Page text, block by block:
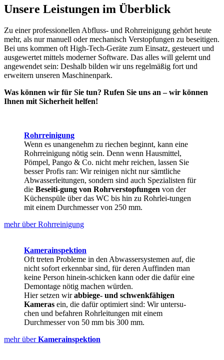
Unsere Leistungen im Überblick
Zu einer professionellen Abfluss- und Rohrreinigung gehört heute
mehr, als nur manuell oder mechanisch Verstopfungen zu beseitigen.
Bei uns kommen oft High-Tech-Geräte zum Einsatz, gesteuert und
ausgewertet mittels moderner Software. Das alles will gelernt und
angewendet sein: Deshalb bilden wir uns regelmäßig fort und
erweitern unseren Maschinenpark.
Was können wir für Sie tun? Rufen Sie uns an – wir können
Ihnen mit Sicherheit helfen!
Rohrreinigung
Wenn es unangenehm zu riechen beginnt, kann eine
Rohrreinigung nötig sein. Denn wenn Hausmittel,
Pömpel, Pango & Co. nicht mehr reichen, lassen Sie
besser Profis ran: Wir reinigen nicht nur sämtliche
Abwasserleitungen, sondern sind auch Spezialisten für
die Beseiti-gung von Rohrverstopfungen von der
Küchenspüle über das WC bis hin zu Rohrlei-tungen
mit einem Durchmesser von 250 mm.
mehr über Rohrreinigung
Kamerainspektion
Oft treten Probleme in den Abwassersystemen auf, die
nicht sofort erkennbar sind, für deren Auffinden man
keine Person hinein-schicken kann oder die dafür eine
Demontage nötig machen würden.
Hier setzen wirabbiege- und schwenkfähigen
Kameras ein, die dafür optimiert sind: Wir untersu-
chen und befahren Rohrleitungen mit einem
Durchmesser von 50 mm bis 300 mm.
mehr überKamerainspektion